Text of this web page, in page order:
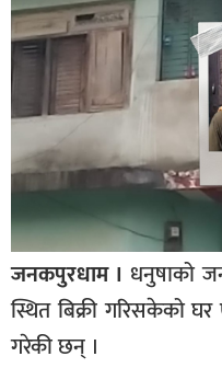
मधेश
विशेष
राजनीति
प्रमुख
समाचार
अन्तराष्ट्रिय
अन्तरबार्ता
अर्थ
जनकपुरधाम । धनुषाको
स्थित बिक्री गरिसकेको
गरेकी छन् ।